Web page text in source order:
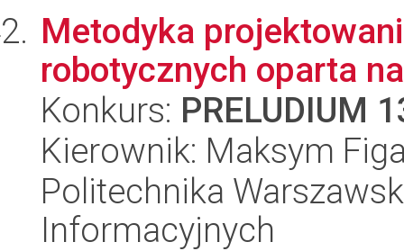
Metodyka
robotycznych oparta
Konkurs: PRELUDIUM
Kierownik: Maksym
Politechnika
Informacyjnych